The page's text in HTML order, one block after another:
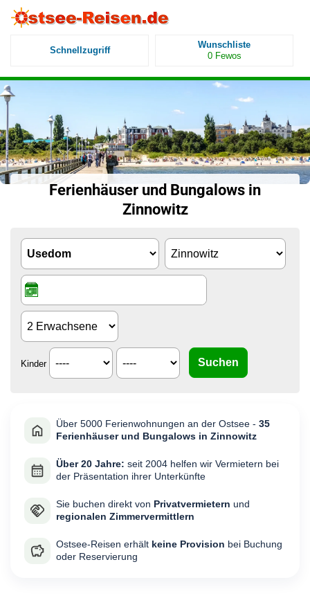
Schnellzugriff
Wunschliste
0 Fewos
Ferienhäuser und Bungalows in
Zinnowitz
Kinder
Über 5000 Ferienwohnungen an der Ostsee - 35
Ferienhäuser und Bungalows in Zinnowitz
Über 20 Jahre: seit 2004 helfen wir Vermietern bei
der Präsentation ihrer Unterkünfte
Sie buchen direkt von Privatvermietern und
regionalen Zimmervermittlern
Ostsee-Reisen erhält keine Provision bei Buchung
oder Reservierung